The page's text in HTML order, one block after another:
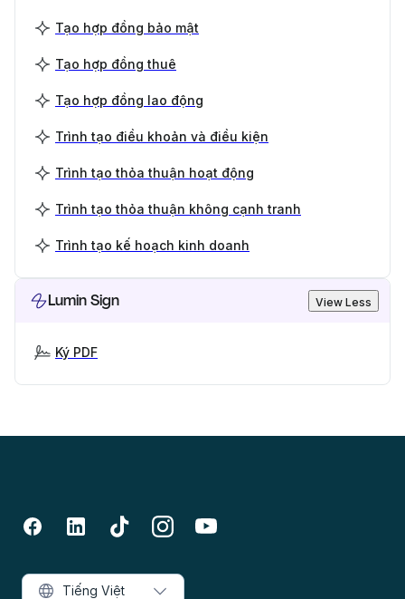
Tạo hợp đồng bảo mật
Tạo hợp đồng thuê
Tạo hợp đồng lao động
Trình tạo điều khoản và điều kiện
Trình tạo thỏa thuận hoạt động
Trình tạo thỏa thuận không cạnh tranh
Trình tạo kế hoạch kinh doanh
Lumin Sign View Less
Ký PDF
Tiếng Việt